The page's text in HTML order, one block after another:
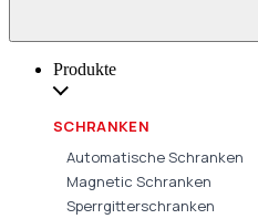
Produkte
SCHRANKEN
Automatische Schranken
Magnetic Schranken
Sperrgitterschranken